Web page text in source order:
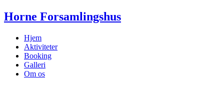
Videre
til
Horne Forsamlingshus
Hjem
Aktiviteter
Booking
Galleri
Om os